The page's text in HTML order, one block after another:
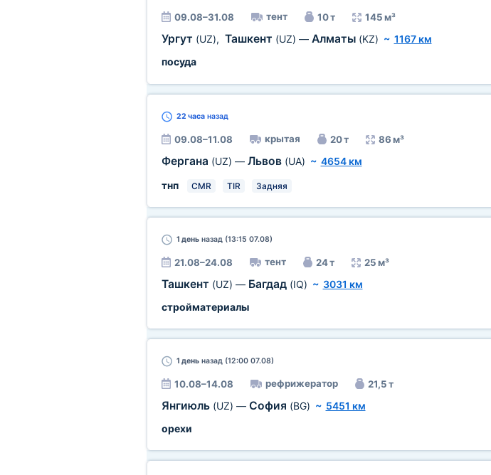
09.08–31.08 тент 10 т 145 м³
Ургут (UZ), Ташкент (UZ) — Алматы (KZ) ~ 1167 км
посуда
22 часаназад
09.08–11.08 крытая 20 т 86 м³
Фергана (UZ) — Львов (UA) ~ 4654 км
тнп
CMR TIR Задняя
1 деньназад (13:15 07.08)
21.08–24.08 тент 24 т 25 м³
Ташкент (UZ) — Багдад (IQ) ~ 3031 км
стройматериалы
1 деньназад (12:00 07.08)
10.08–14.08 рефрижератор 21,5 т
Янгиюль (UZ) — София (BG) ~ 5451 км
орехи